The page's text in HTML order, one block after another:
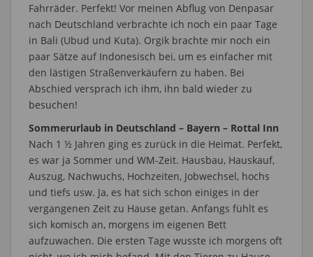
Fahrräder. Perfekt! Vor meinen Abflug von Denpasar
nach Deutschland verbrachte ich noch ein paar Tage
in Bali (Ubud und Kuta). Orgik brachte mir noch ein
paar Sätze auf Indonesisch bei, um es einfacher mit
den lästigen Straßenverkäufern zu haben. Bei
Abschied versprach ich ihm, ihn bald wieder zu
besuchen!
Sommerurlaub in Deutschland – Bayern – Rottal Inn
Nach 1 ½ Jahren ging es zurück in die Heimat. Perfekt,
es war ja Sommer und WM-Zeit. Hausbau, Hauskauf,
Auszug, Nachwuchs, Hochzeiten, Jobwechsel, hochs
und tiefs usw. Ja, es hat sich schon einiges in der
vergangenen Zeit zu Hause getan. Anfangs fühlt es
sich komisch an, morgens im eigenen Bett
aufzuwachen. Die ersten Tage wusste ich morgens oft